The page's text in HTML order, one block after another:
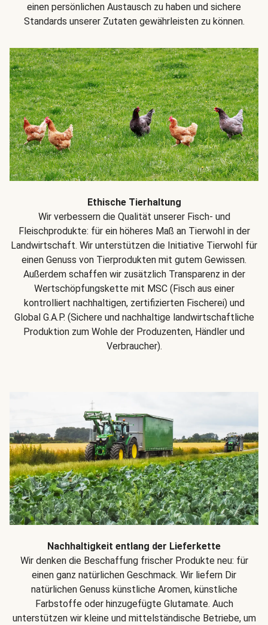
einen persönlichen Austausch zu haben und sichere
Standards unserer Zutaten gewährleisten zu können.
Ethische Tierhaltung
Wir verbessern die Qualität unserer Fisch- und
Fleischprodukte: für ein höheres Maß an Tierwohl in der
Landwirtschaft. Wir unterstützen die Initiative Tierwohl für
einen Genuss von Tierprodukten mit gutem Gewissen.
Außerdem schaffen wir zusätzlich Transparenz in der
Wertschöpfungskette mit MSC (Fisch aus einer
kontrolliert nachhaltigen, zertifizierten Fischerei) und
Global G.A.P. (Sichere und nachhaltige landwirtschaftliche
Produktion zum Wohle der Produzenten, Händler und
Verbraucher).
Nachhaltigkeit entlang der Lieferkette
Wir denken die Beschaffung frischer Produkte neu: für
einen ganz natürlichen Geschmack. Wir liefern Dir
natürlichen Genuss künstliche Aromen, künstliche
Farbstoffe oder hinzugefügte Glutamate. Auch
unterstützen wir kleine und mittelständische Betriebe, um